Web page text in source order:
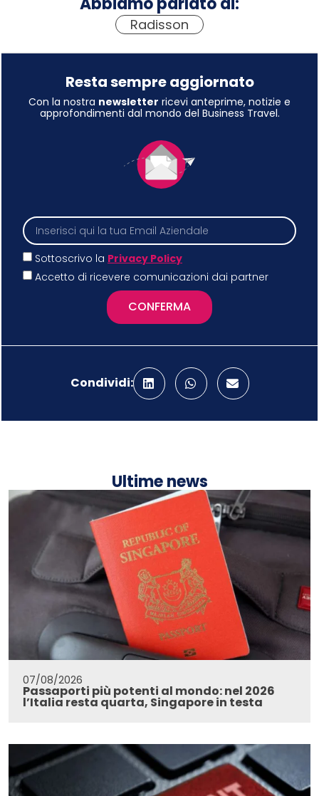
Radisson
Resta sempre aggiornato
Con la nostra newsletter ricevi anteprime, notizie e
approfondimenti dal mondo del Business Travel.
Sottoscrivo la Privacy Policy
Accetto di ricevere comunicazioni dai partner
CONFERMA
Condividi:
Ultime news
07/08/2026
Passaporti più potenti al mondo: nel 2026
l’Italia resta quarta, Singapore in testa